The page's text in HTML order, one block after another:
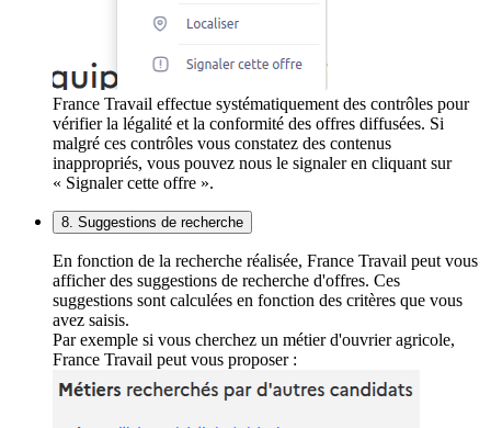
France Travail effectue systématiquement des contrôles pour
vérifier la légalité et la conformité des offres diffusées. Si
malgré ces contrôles vous constatez des contenus
inappropriés, vous pouvez nous le signaler en cliquant sur
« Signaler cette offre ».
8. Suggestions de recherche
En fonction de la recherche réalisée, France Travail peut vous
afficher des suggestions de recherche d'offres. Ces
suggestions sont calculées en fonction des critères que vous
avez saisis.
Par exemple si vous cherchez un métier d'ouvrier agricole,
France Travail peut vous proposer :